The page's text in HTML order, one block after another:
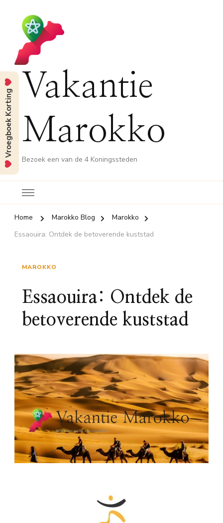
Vakantie
Marokko
Bezoek een van de 4 Koningssteden
Home Marokko Blog
Marokko
Essaouira: Ontdek de betoverende kuststad
MAROKKO
Essaouira: Ontdek de
betoverende kuststad
Vroegboek Korting